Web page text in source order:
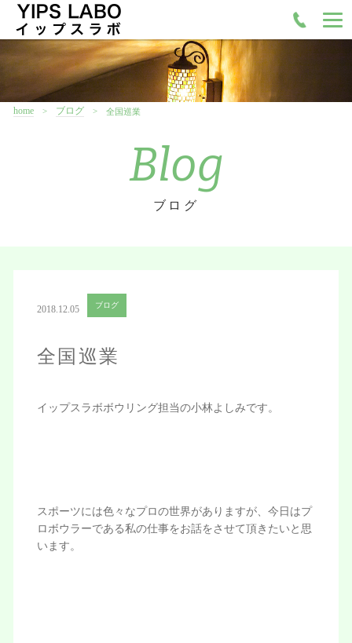
home ブログ 全国巡業
Blog
ブログ
2018.12.05 ブログ
全国巡業
イップスラボボウリング担当の小林よしみです。
スポーツには色々なプロの世界がありますが、今日はプ
ロボウラーである私の仕事をお話をさせて頂きたいと思
います。